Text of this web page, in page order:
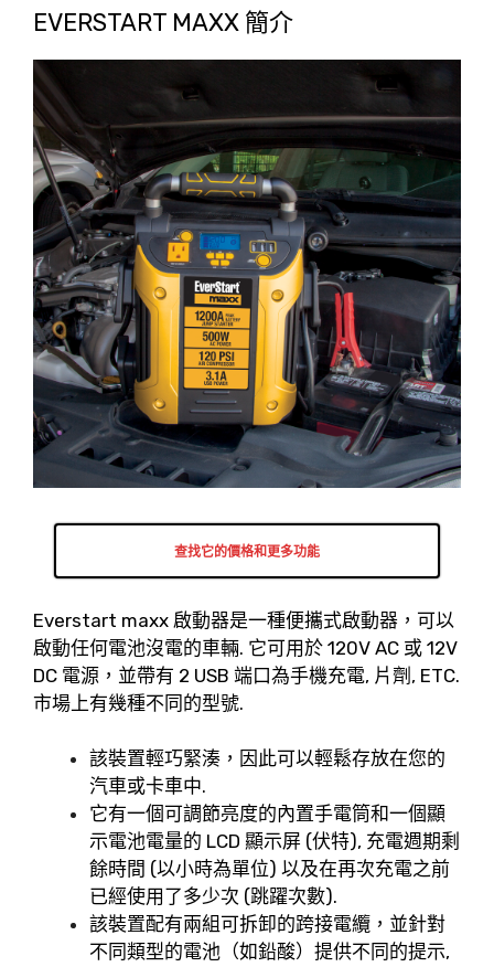
EVERSTART MAXX 簡介
查找它的價格和更多功能
Everstart maxx 啟動器是一種便攜式啟動器，可以
啟動任何電池沒電的車輛. 它可用於 120V AC 或 12V
DC 電源，並帶有 2 USB 端口為手機充電, 片劑, ETC.
市場上有幾種不同的型號.
該裝置輕巧緊湊，因此可以輕鬆存放在您的
汽車或卡車中.
它有一個可調節亮度的內置手電筒和一個顯
示電池電量的 LCD 顯示屏 (伏特), 充電週期剩
餘時間 (以小時為單位) 以及在再次充電之前
已經使用了多少次 (跳躍次數).
該裝置配有兩組可拆卸的跨接電纜，並針對
不同類型的電池（如鉛酸）提供不同的提示,